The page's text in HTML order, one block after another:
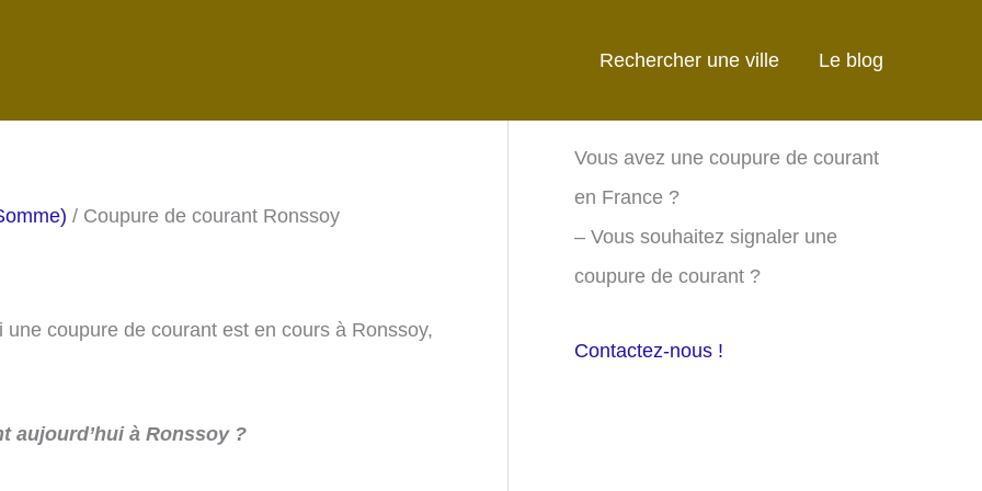
Rechercher une ville Le blog
/ Coupure de courant Ronssoy
coupure de courant est en cours à Ronssoy,
aujourd’hui à Ronssoy ?
Vous avez une coupure de courant
en France ?
– Vous souhaitez signaler une
coupure de courant ?
Contactez-nous !